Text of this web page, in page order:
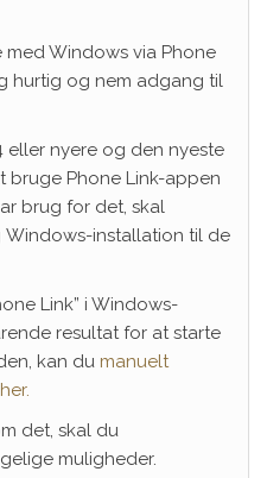
Windows via Phone
hurtig og nem adgang til
eller nyere og den nyeste
bruge Phone Link-appen
brug for det, skal
installation til de
Link” i Windows-
resultat for at starte
kan du manuelt
det, skal du
muligheder.